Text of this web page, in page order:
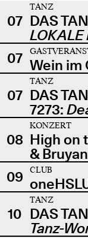
07
TANZ
DAS
LOKALE
07 Wein im
07
TANZ
DAS
7273:
08
KONZERT
High on
&
09
CLUB
10
TANZ
DAS
Tanz-